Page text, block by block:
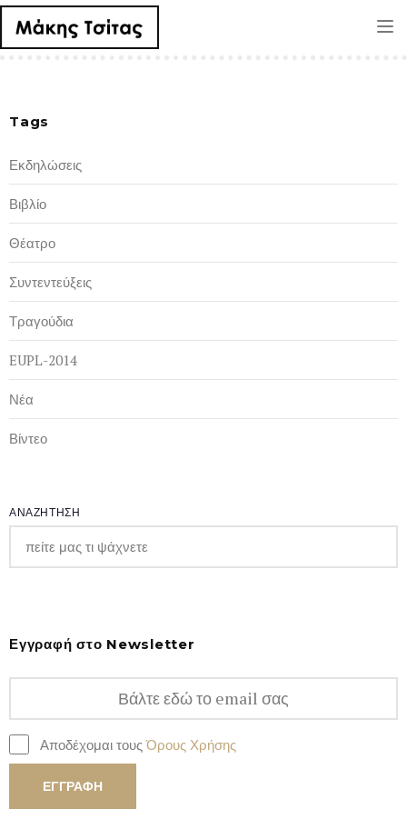
Tags
Εκδηλώσεις
Βιβλίο
Θέατρο
Συντεντεύξεις
Τραγούδια
EUPL-2014
Νέα
Βίντεο
ΑΝΑΖΗΤΗΣΗ
Εγγραφή στο Newsletter
Αποδέχομαι τουςΌρους Χρήσης